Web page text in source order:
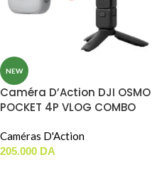
NEW
Caméra D’Action DJI OSMO
POCKET 4P VLOG COMBO
Caméras D'Action
205.000 DA